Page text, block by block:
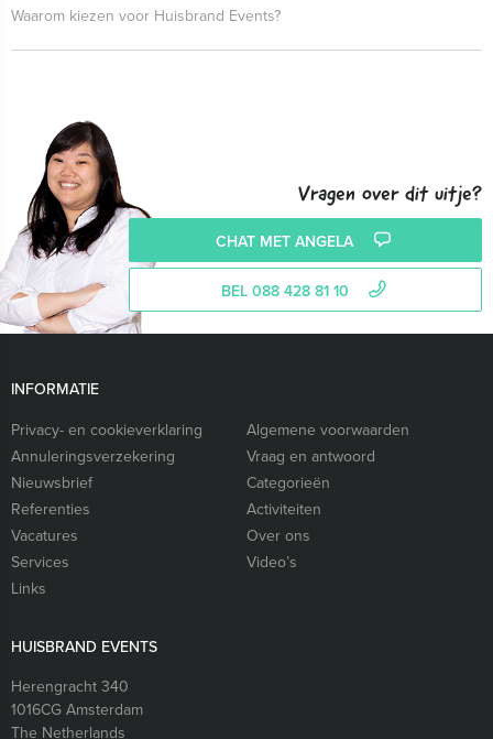
Waarom kiezen voor Huisbrand Events?
Vragen over dit uitje?
CHAT MET ANGELA
BEL 088 428 81 10
INFORMATIE
Privacy- en cookieverklaring
Algemene voorwaarden
Annuleringsverzekering
Vraag en antwoord
Nieuwsbrief
Categorieën
Referenties
Activiteiten
Vacatures
Over ons
Services
Video’s
Links
HUISBRAND EVENTS
Herengracht 340
1016CG Amsterdam
The Netherlands